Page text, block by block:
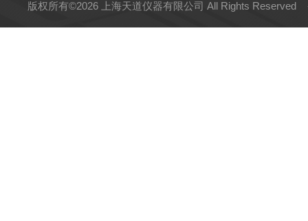
版权所有©2026 上海天道仪器有限公司 All Rights Reserved